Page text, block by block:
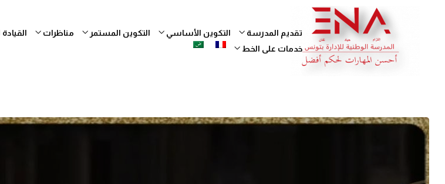
تقديم المدرسة التكوين الأساسي التكوين المستمر مناظرات
خدمات على الخط